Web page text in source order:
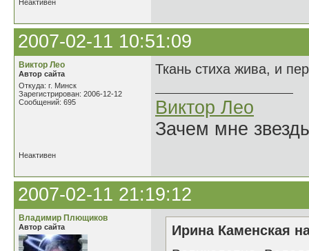
Неактивен
2007-02-11 10:51:09
Виктор Лео
Автор сайта
Откуда: г. Минск
Зарегистрирован: 2006-12-12
Сообщений: 695
Ткань стиха жива, и
Виктор Лео
Зачем мне
Неактивен
2007-02-11 21:19:12
Владимир Плющиков
Автор сайта
Ирина Каменская